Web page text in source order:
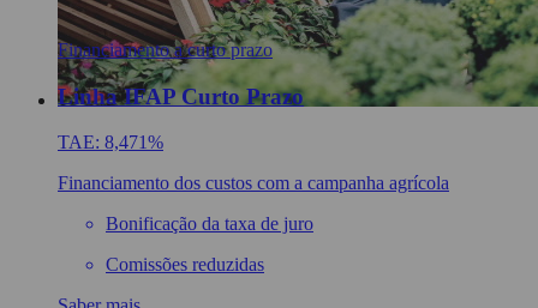
Financiamento a curto prazo
Linha IFAP Curto Prazo
TAE: 8,471%
Financiamento dos custos com a campanha agrícola
Bonificação da taxa de juro
Comissões reduzidas